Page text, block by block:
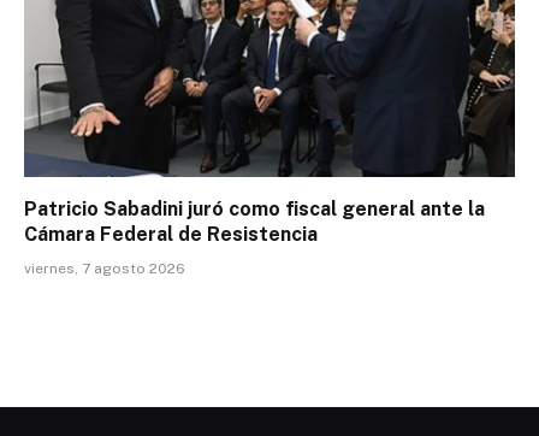
Patricio Sabadini juró como fiscal general ante la
Cámara Federal de Resistencia
viernes, 7 agosto 2026